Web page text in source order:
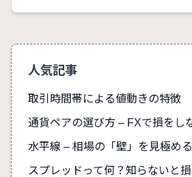
人気記事
取引時間帯による値動きの特徴
水平線 – 相場の「壁」を見極める